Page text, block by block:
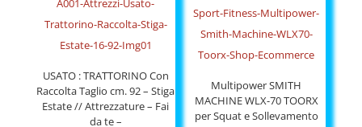
USATO : TRATTORINO Con
Raccolta Taglio cm. 92 – Stiga
Estate // Attrezzature – Fai
da te –
Multipower SMITH
MACHINE WLX-70 TOORX
per Squat e Sollevamento